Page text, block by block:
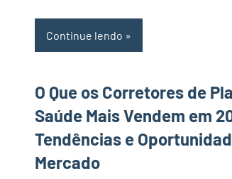
Continue lendo
O Que os Corretores de
Saúde Mais Vendem em
Tendências e
Mercado